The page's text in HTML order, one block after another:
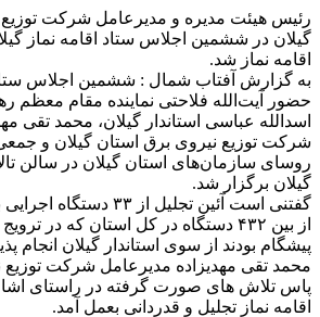
رئیس هیئت مدیره و مدیرعامل شرکت توزیع
گیلان در ششمین اجلاس ستاد اقامه نماز
اقامه نماز شد.
به گزارش آفتاب شمال : ششمین اجلاس ستاد
حضور آیت‌الله فلاحتی نماینده مقام معظم
اسدالله عباسی استاندار گیلان، محمد تقی
شرکت توزیع نیروی برق استان گیلان و
روسای سازمان‌های استان گیلان در سالن
گیلان برگزار شد.
گفتنی است آئین تجلیل از
از بین ۴۳۲ دستگاه در کل استان که در
پیشگام بودند از سوی استاندار گیلان انجام
محمد تقی مهدیزاده مدیرعامل شرکت توزیع
پاس تلاش های صورت گرفته در راستای
اقامه نماز تجلیل و قدردانی بعمل آمد.